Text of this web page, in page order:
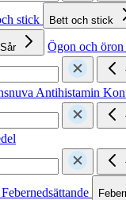
stick Bett och stick
Sår Ögon och öron
Antihistamin
Febernedsättande